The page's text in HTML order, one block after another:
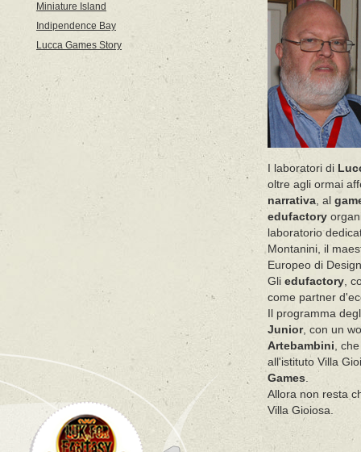
Miniature Island
Indipendence Bay
Lucca Games Story
I laboratori di
oltre agli ormai
narrativa, al
edufactory
laboratorio
Montanini, il
Europeo di
Gli edufactory,
come partner
Il programma
Junior, con un
Artebambini,
all'istituto Villa
Games.
Allora non resta
Villa Gioiosa.